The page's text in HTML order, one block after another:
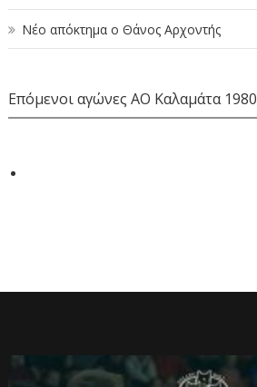
Νέο απόκτημα ο Θάνος Αρχοντής
Επόμενοι αγώνες ΑΟ Καλαμάτα 1980